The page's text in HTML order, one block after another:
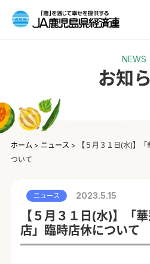
NEWS
お知
ホーム > ニュース >
【５月３１日(水)】
ついて
ニュース 2023.5.15
【５月３１日(水)】「
店」臨時店休について